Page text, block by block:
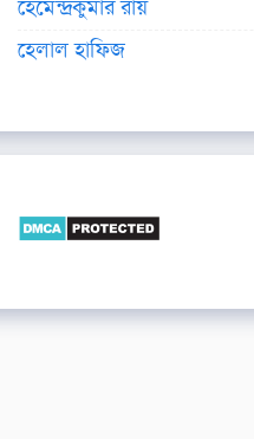
হেমেন্দ্রকুমার রায়
হেলাল হাফিজ